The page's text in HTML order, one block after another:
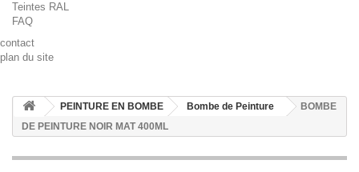
Teintes RAL
FAQ
contact
plan du site
PEINTURE EN BOMBE Bombe de Peinture
BOMBE
DE PEINTURE NOIR MAT 400ML